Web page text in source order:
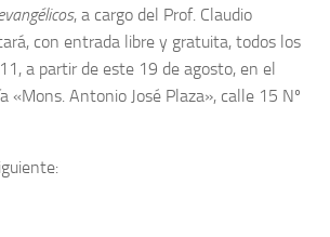
, a cargo del Prof. Claudio
con entrada libre y gratuita, todos los
a partir de este 19 de agosto, en el
«Mons. Antonio José Plaza», calle 15 Nº